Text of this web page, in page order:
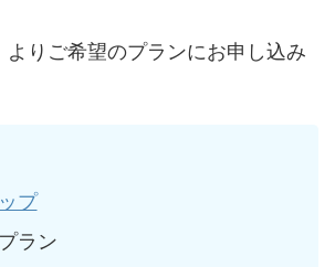
よりご希望のプランにお申し込み
プ
ラン